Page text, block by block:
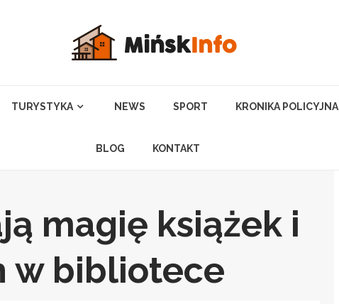
TURYSTYKA NEWS SPORT KRONIKA POLICYJNA
BLOG KONTAKT
magię książek i
w bibliotece